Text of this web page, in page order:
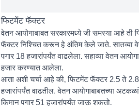
फिटमेंट फॅक्टर
वेतन आयोगाबाबत सरकारमध्ये जी समस्या आहे ती
फॅक्टर निश्चित करून हे अंतिम केले जाते. सातव्या
पगार 18 हजारांपर्यंत वाढलेला. सहाव्या वेतन
हजार करण्यात आलेला.
आता अशी चर्चा आहे की, फिटमेंट फॅक्टर 2.5 ते
हजारांपर्यंत वाढतील. वेतन आयोगाबाबतच्या
किमान पगार 51 हजारांपर्यंत जाऊ शकतो.